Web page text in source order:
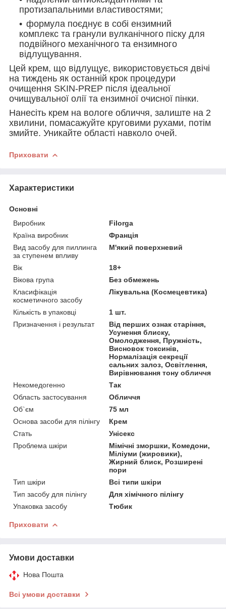
протизапальними властивостями;
формула поєднує в собі ензимний
комплекс та гранули вулканічного піску для
подвійного механічного та ензимного
відлущування.
Цей крем, що відлущує, використовується двічі
на тиждень як останній крок процедури
очищення SKIN-PREP після ідеальної
очищувальної олії та ензимної очисної пінки.
Нанесіть крем на вологе обличчя, залиште на 2
хвилини, помасажуйте круговими рухами, потім
змийте. Уникайте області навколо очей.
Приховати
Характеристики
Основні
Виробник
Filorga
Країна виробник
Франція
Вид засобу для пиллинга
за ступенем впливу
М'який поверхневий
Вік
18+
Вікова група
Без обмежень
Класифікація
косметичного засобу
Лікувальна (Космецевтика)
Кількість в упаковці
1 шт.
Призначення і результат
Від перших ознак старіння,
Усунення блиску,
Омолодження, Пружність,
Висновок токсинів,
Нормалізація секреції
сальних залоз, Освітлення,
Вирівнювання тону обличчя
Некомедогенно
Так
Область застосування
Обличчя
Об`єм
75 мл
Основа засоби для пілінгу
Крем
Стать
Унісекс
Проблема шкіри
Мімічні зморшки, Комедони,
Міліуми (жировики),
Жирний блиск, Розширені
пори
Тип шкіри
Всі типи шкіри
Тип засобу для пілінгу
Для хімічного пілінгу
Упаковка засобу
Тюбик
Приховати
Умови доставки
Нова Пошта
Всі умови доставки